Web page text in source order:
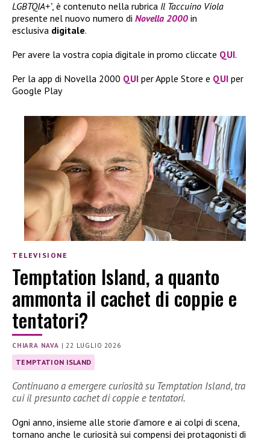
LGBTQIA+’, è contenuto nella rubrica Il Taccuino Viola
presente nel nuovo numero di Novella 2000 in
esclusiva digitale.
Per avere la vostra copia digitale in promo cliccate QUI.
Per la app di Novella 2000 QUI per Apple Store e QUI per
Google Play
TELEVISIONE
Temptation Island, a quanto
ammonta il cachet di coppie e
tentatori?
CHIARA NAVA | 22 LUGLIO 2026
TEMPTATION ISLAND
Continuano a emergere curiosità su Temptation Island, tra
cui il presunto cachet di coppie e tentatori.
Ogni anno, insieme alle storie d’amore e ai colpi di scena,
tornano anche le curiosità sui compensi dei protagonisti di